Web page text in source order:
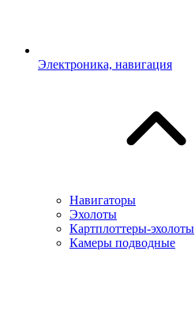
Электроника, навигация
Навигаторы
Эхолоты
Картплоттеры-эхолоты
Камеры подводные